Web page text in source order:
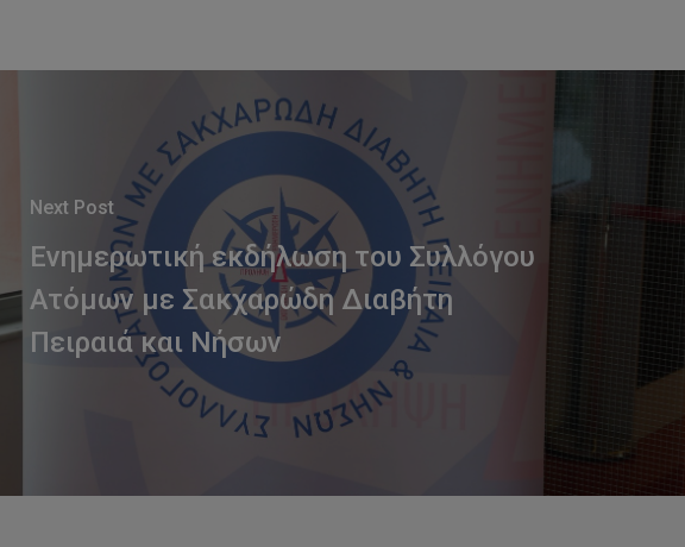
Next Post
Ενημερωτική εκδήλωση του Συλλόγου
Ατόμων με Σακχαρώδη Διαβήτη
Πειραιά και Νήσων